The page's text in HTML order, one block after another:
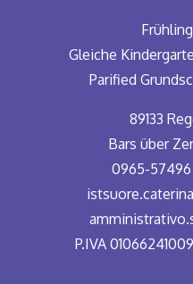
Gleiche
Parified
89133
Bars über
0965-
P.IVA